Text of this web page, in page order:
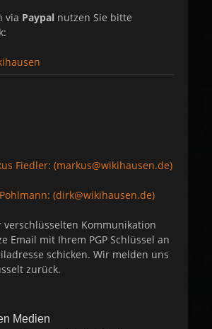
via Paypal nutzen Sie bitte
Fiedler: (markus@wikihausen.de)
(dirk@wikihausen.de)
verschlüsselten Kommunikation
Email mit Ihrem PGP Schlüssel an
schicken. Wir melden uns
zurück.
Medien